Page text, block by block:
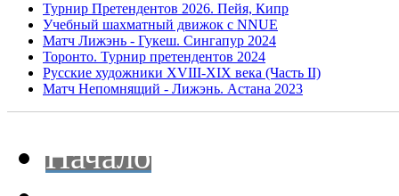
Турнир Претендентов 2026. Пейя, Кипр
Учебный шахматный движок с NNUE
Матч Лижэнь - Гукеш. Сингапур 2024
Торонто. Турнир претендентов 2024
Русские художники XVIII-XIX века (Часть II)
Матч Непомнящий - Лижэнь. Астана 2023
Начало